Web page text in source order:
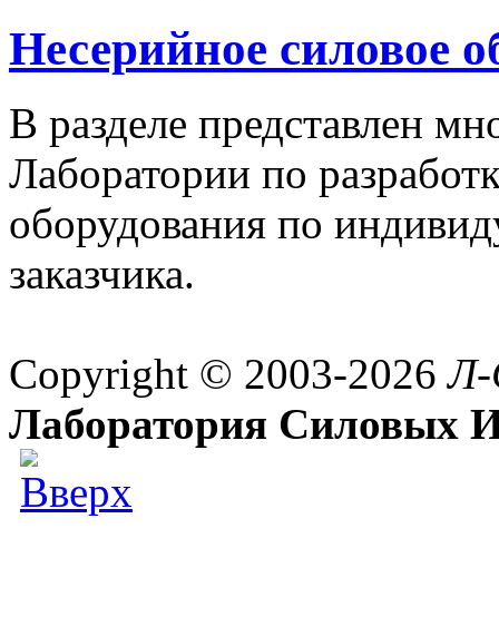
Несерийное силовое
В разделе представлен
Лаборатории по
оборудования по
заказчика.
Copyright © 2003-2026
Лаборатория Силовых